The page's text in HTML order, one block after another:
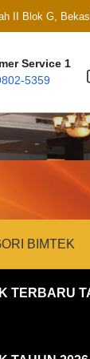
II Blok G,
Service 1
5359
BIMTEK
TERBARU